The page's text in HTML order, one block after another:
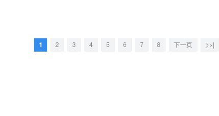
1 2 3 4 5 6 7 8 下一页 >>|